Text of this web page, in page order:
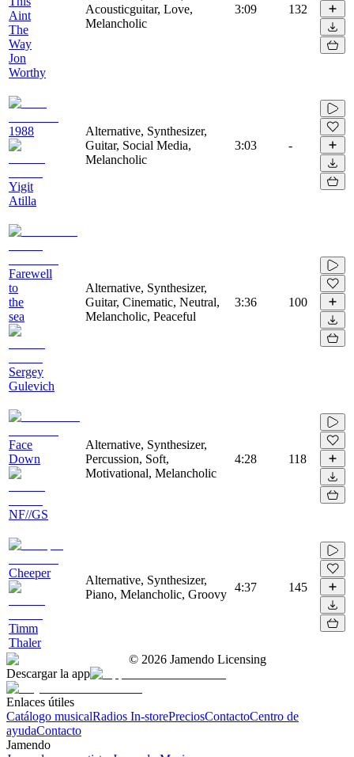
Aint
The
Way
Jon
Worthy
Acousticguitar, Love,
Melancholic
3:09 132
1988
Yigit
Atilla
Alternative, Synthesizer,
Guitar, Social Media,
Melancholic
3:03 -
Farewell
to
the
sea
Sergey
Gulevich
Alternative, Synthesizer,
Guitar, Cinematic, Neutral,
Melancholic, Peaceful
3:36 100
Face
Down
NF//GS
Alternative, Synthesizer,
Percussion, Soft,
Motivational, Melancholic
4:28 118
Cheeper
Timm
Thaler
Alternative, Synthesizer,
Piano, Melancholic, Groovy
4:37 145
© 2026 Jamendo Licensing
Descargar la app
Enlaces útiles
Catálogo musicalRadios In-storePreciosContactoCentro de
ayudaContacto
Jamendo